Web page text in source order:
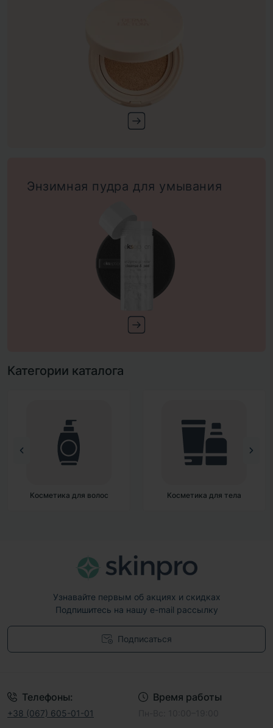
Энзимная пудра для умывания
Категории каталога
Косметика для волос Косметика для тела
Узнавайте первым об акциях и скидках
Подпишитесь на нашу e-mail рассылку
Подписаться
Телефоны:
+38 (067) 605-01-01
Время работы